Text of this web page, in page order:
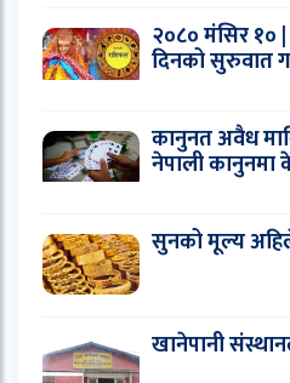
२०८० मंसिर
दिनको सुरुवात
कानुनत अवैध
नेपाली कानुनमा
सुनको मूल्य
खानेपानी